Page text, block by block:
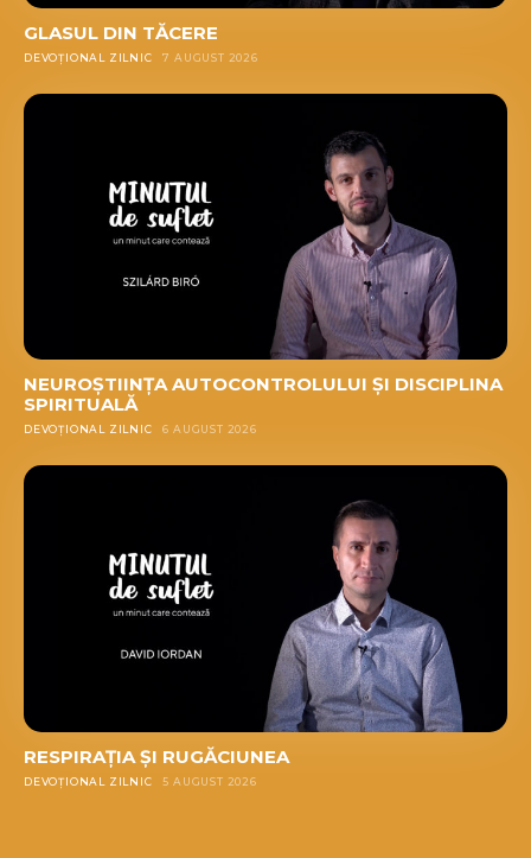
GLASUL DIN TĂCERE
DEVOȚIONAL ZILNIC 7 AUGUST 2026
NEUROȘTIINȚA AUTOCONTROLULUI ȘI DISCIPLINA
SPIRITUALĂ
DEVOȚIONAL ZILNIC 6 AUGUST 2026
RESPIRAȚIA ȘI RUGĂCIUNEA
DEVOȚIONAL ZILNIC 5 AUGUST 2026